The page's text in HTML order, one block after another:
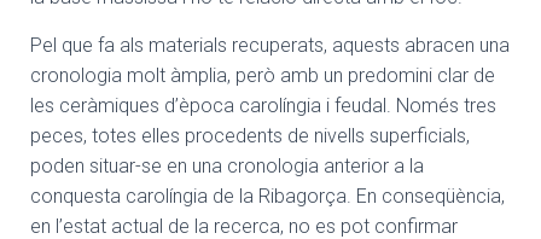
Pel que fa als materials recuperats, aquests abracen una
cronologia molt àmplia, però amb un predomini clar de
les ceràmiques d’època carolíngia i feudal. Només tres
peces, totes elles procedents de nivells superficials,
poden situar-se en una cronologia anterior a la
conquesta carolíngia de la Ribagorça. En conseqüència,
en l’estat actual de la recerca, no es pot confirmar